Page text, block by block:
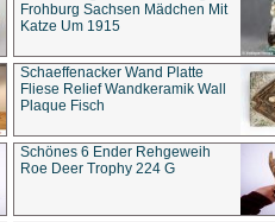
Frohburg Sachsen Mädchen Mit
Katze Um 1915
Schaeffenacker Wand Platte
Fliese Relief Wandkeramik Wall
Plaque Fisch
Schönes 6 Ender Rehgeweih
Roe Deer Trophy 224 G